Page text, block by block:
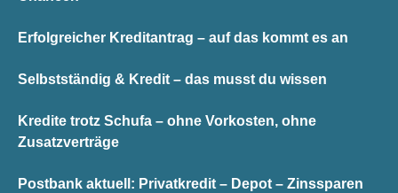
Erfolgreicher Kreditantrag – auf das kommt es an
Selbstständig & Kredit – das musst du wissen
Kredite trotz Schufa – ohne Vorkosten, ohne
Zusatzverträge
Postbank aktuell: Privatkredit – Depot – Zinssparen